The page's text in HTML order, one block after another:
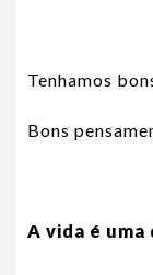
Tenhamos
Bons
A vida é uma